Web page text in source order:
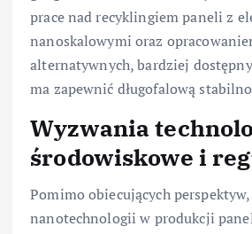
prace nad recyklingiem paneli z
nanoskalowymi oraz
alternatywnych, bardziej
ma zapewnić długofalową
Wyzwania
środowiskowe i
Pomimo obiecujących
nanotechnologii w produkcji